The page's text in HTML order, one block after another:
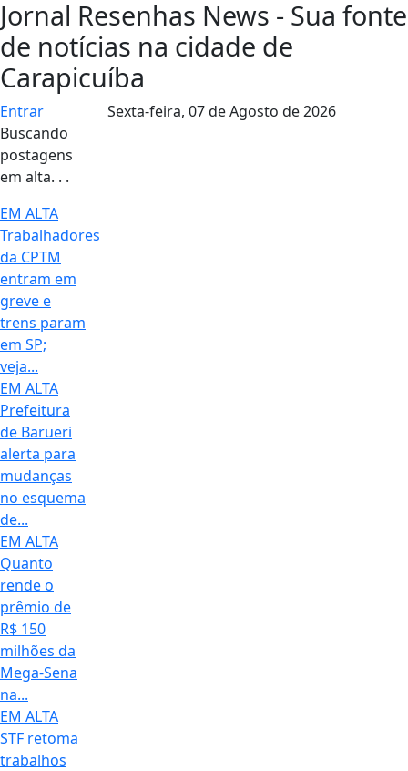
Jornal Resenhas News - Sua fonte
de notícias na cidade de
Carapicuíba
Entrar
Buscando
postagens
em alta. . .
EM ALTA
Trabalhadores
da CPTM
entram em
greve e
trens param
em SP;
veja...
EM ALTA
Prefeitura
de Barueri
alerta para
mudanças
no esquema
de...
EM ALTA
Quanto
rende o
prêmio de
R$ 150
milhões da
Mega-Sena
na...
EM ALTA
STF retoma
trabalhos
Sexta-feira, 07 de Agosto de 2026